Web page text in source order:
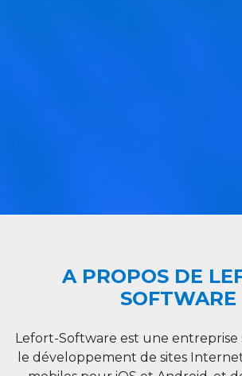
A PROPOS DE
SOFTWARE
Lefort-Software est une entreprise
le développement de sites